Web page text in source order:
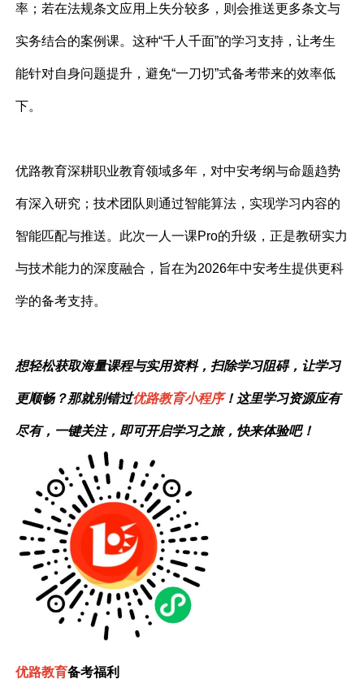
率；若在法规条文应用上失分较多，则会推送更多条文与
实务结合的案例课。这种“千人千面”的学习支持，让考生
能针对自身问题提升，避免“一刀切”式备考带来的效率低
下。
优路教育深耕职业教育领域多年，对中安考纲与命题趋势
有深入研究；技术团队则通过智能算法，实现学习内容的
智能匹配与推送。此次一人一课Pro的升级，正是教研实力
与技术能力的深度融合，旨在为2026年中安考生提供更科
学的备考支持。
想轻松获取海量课程与实用资料，扫除学习阻碍，让学习
更顺畅？那就别错过优路教育小程序！这里学习资源应有
尽有，一键关注，即可开启学习之旅，快来体验吧！
优路教育备考福利